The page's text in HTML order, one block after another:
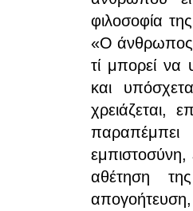
φιλοσοφία
«Ο άνθρωπος
τί μπορεί να
και
χρειάζεται,
εμπιστοσύνη,
αθέτηση